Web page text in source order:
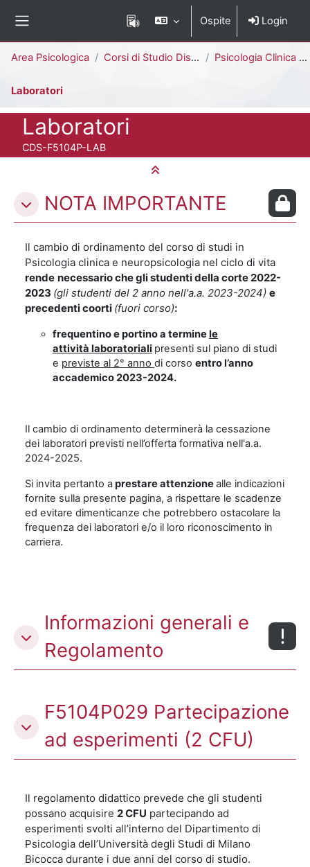
Ospite Login
Area Psicologica Corsi di Studio Disattivati Psicologia Clinica e Neuropsicologia nel Ciclo di Vita [F5104P]
Laboratori
Titolo del corso
Laboratori
Codice identificativo del corso
CDS-F5104P-LAB
Schema della sezione
Minimizza tutto
NOTA IMPORTANTE
Il cambio di ordinamento del corso di studi in
Psicologia clinica e neuropsicologia nel ciclo di vita
rende necessario che gli studenti della corte 2022-
2023 (gli studenti del 2 anno nell'a.a. 2023-2024) e
precedenti coorti (fuori corso):
frequentino e portino a termine le
attività laboratoriali presenti sul piano di studi
e previste al 2° anno di corso entro l’anno
accademico 2023-2024.
Il cambio di ordinamento determinerà la cessazione
dei laboratori previsti nell’offerta formativa nell'a.a.
2024-2025.
Si invita pertanto aprestare attenzionealle indicazioni
fornite sulla presente pagina, a rispettare le scadenze
ed evitare dimenticanze che potrebbero ostacolare la
frequenza dei laboratori e/o il loro riconoscimento in
carriera.
Informazioni generali e
Regolamento
F5104P029 Partecipazione
ad esperimenti (2 CFU)
Il regolamento didattico prevede che gli studenti
possano acquisire 2 CFU partecipando ad
esperimenti svolti all’interno del Dipartimento di
Psicologia dell’Università degli Studi di Milano
Bicocca durante i due anni del corso di studio.